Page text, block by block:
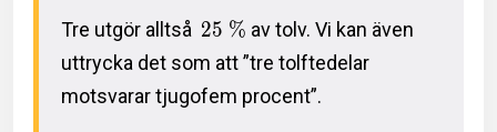
Tre utgör alltså 25 % av tolv. Vi kan även
uttrycka det som att ”tre tolftedelar
motsvarar tjugofem procent”.